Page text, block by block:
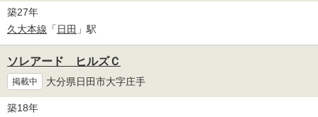
築27年
久大本線 「 日田 」駅
ソレアード ヒルズＣ
掲載中 大分県日田市大字庄手
築18年